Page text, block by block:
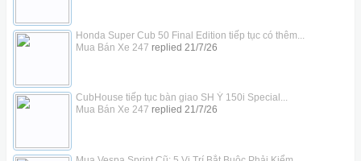
Honda Super Cub 50 Final Edition tiếp tục có thêm...
Mua Bán Xe 247 replied 21/7/26
CubHouse tiếp tục bàn giao SH Ý 150i Special...
Mua Bán Xe 247 replied 21/7/26